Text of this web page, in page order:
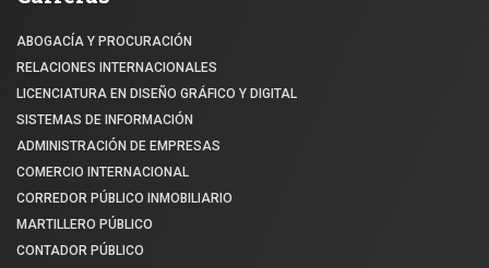
ABOGACÍA Y PROCURACIÓN
RELACIONES INTERNACIONALES
LICENCIATURA EN DISEÑO GRÁFICO Y DIGITAL
SISTEMAS DE INFORMACIÓN
ADMINISTRACIÓN DE EMPRESAS
COMERCIO INTERNACIONAL
CORREDOR PÚBLICO INMOBILIARIO
MARTILLERO PÚBLICO
CONTADOR PÚBLICO